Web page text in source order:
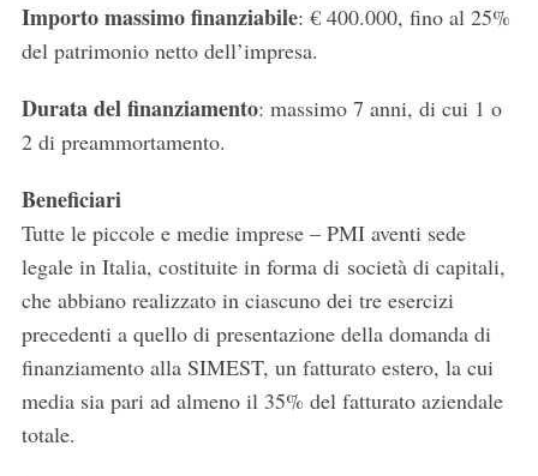
Importo massimo finanziabile: € 400.000, fino al 25%
del patrimonio netto dell’impresa.
Durata del finanziamento: massimo 7 anni, di cui 1 o
2 di preammortamento.
Beneficiari
Tutte le piccole e medie imprese – PMI aventi sede
legale in Italia, costituite in forma di società di capitali,
che abbiano realizzato in ciascuno dei tre esercizi
precedenti a quello di presentazione della domanda di
finanziamento alla SIMEST, un fatturato estero, la cui
media sia pari ad almeno il 35% del fatturato aziendale
totale.